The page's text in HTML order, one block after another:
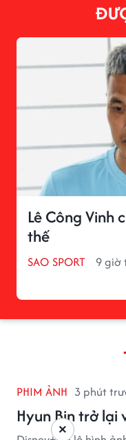
Lê Công Vinh
thế
SAO SPORT 9 giờ
PHIM ẢNH 3 phút
Hyun Bin trở lại
×